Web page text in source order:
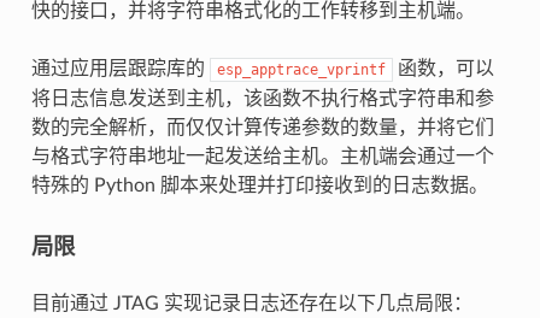
快的接口，并将字符串格式化的工作转移到主机端。
通过应用层跟踪库的 esp_apptrace_vprintf
函数，可以
将日志信息发送到主机，该函数不执行格式字符串和参
数的完全解析，而仅仅计算传递参数的数量，并将它们
与格式字符串地址一起发送给主机。主机端会通过一个
特殊的 Python 脚本来处理并打印接收到的日志数据。
局限
目前通过 JTAG 实现记录日志还存在以下几点局限：